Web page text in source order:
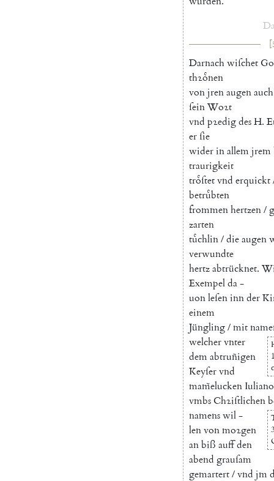
Darnachwiſchet
thꝛoͤnen
vonjrenaugenauch
ſeinWoꝛt
vnd pꝛedigdesH.
erſie
widerinallemjrem
traurigkeit
troͤſtetvnd erquickt
betruͤbten
frommenhertzen/
zarten
tuͤchlin/dieaugen
verwundte
hertzabtrücknet.
Exempelda-
uonleſeninnder
einem
Jüngling/mit
welchervnter
demabtruñigen
Keyſervnd
mam̃elucken Iuliano
vmbsChꝛiſtlichen
namenswil-
lenvonmoꝛgen
anbiß auffden
abend grauſam
gemartert/vnd jm